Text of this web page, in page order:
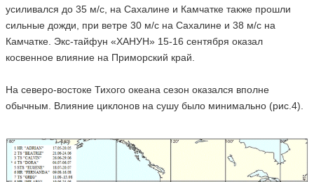
усиливался до 35 м/с, на Сахалине и Камчатке также прошли
сильные дожди, при ветре 30 м/с на Сахалине и 38 м/с на
Камчатке. Экс-тайфун «ХАНУН» 15-16 сентября оказал
косвенное влияние на Приморский край.
На северо-востоке Тихого океана сезон оказался вполне
обычным. Влияние циклонов на сушу было минимально (рис.4).